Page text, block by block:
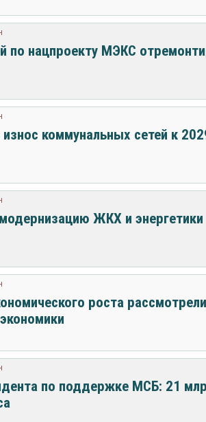
по нацпроекту МЭКС
коммунальных сетей к
модернизацию ЖКХ и энергетики
роста
по поддержке МСБ: 21